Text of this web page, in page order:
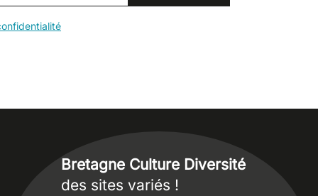
Bretagne Culture Diversité
des sites variés !